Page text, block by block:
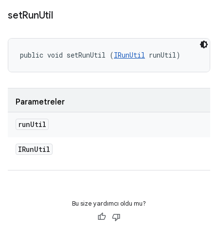
setRunUtil
public void setRunUtil (IRunUtil runUtil)
Parametreler
runUtil
IRunUtil
Bu size yardımcı oldu mu?